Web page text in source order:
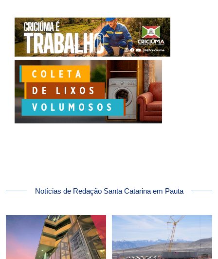
Notícias de Redação Santa Catarina em Pauta